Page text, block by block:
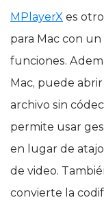
MPlayerX es
para Mac con
funciones.
Mac, puede
archivo sin
permite usar
en lugar de
de video.
convierte la